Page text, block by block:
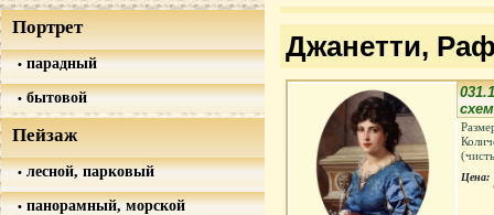
Портрет
парадный
бытовой
Пейзаж
лесной, парковый
панорамный, морской
Джанетти,
Цена: